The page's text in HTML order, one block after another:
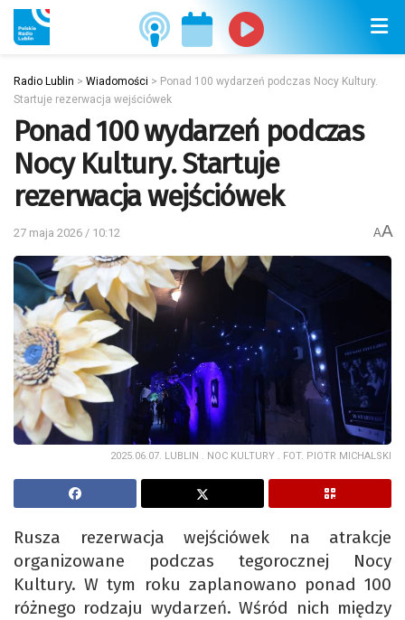
Radio Lublin > Wiadomości > Ponad 100 wydarzeń podczas Nocy Kultury.
Startuje rezerwacja wejściówek
Ponad 100 wydarzeń podczas
Nocy Kultury. Startuje
rezerwacja wejściówek
27 maja 2026 / 10:12 AA
2025.06.07. LUBLIN . NOC KULTURY . FOT. PIOTR MICHALSKI
Rusza rezerwacja wejściówek na atrakcje
organizowane podczas tegorocznej Nocy
Kultury. W tym roku zaplanowano ponad 100
różnego rodzaju wydarzeń. Wśród nich między